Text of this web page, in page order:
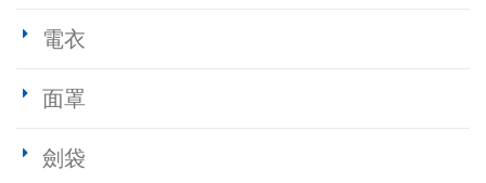
電衣
面罩
劍袋